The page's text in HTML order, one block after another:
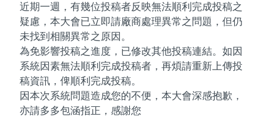
近期一週，有幾位投稿者反映無法順利完成投稿之
疑慮，本大會已立即請廠商處理異常之問題，但仍
未找到相關異常之原因。
為免影響投稿之進度，已修改其他投稿連結。如因
系統因素無法順利完成投稿者，再煩請重新上傳投
稿資訊，俾順利完成投稿。
因本次系統問題造成您的不便，本大會深感抱歉，
亦請多多包涵指正，感謝您